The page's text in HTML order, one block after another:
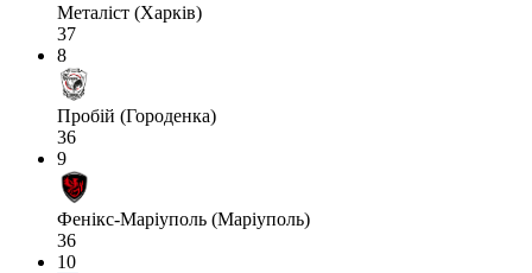
Металіст (Харків)
37
8
Пробій (Городенка)
36
9
Фенікс-Маріуполь (Маріуполь)
36
10